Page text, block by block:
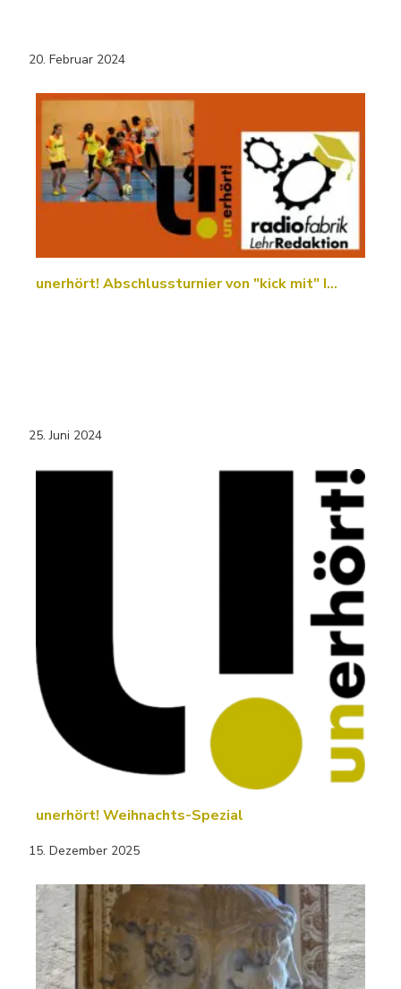
20. Februar 2024
unerhört! Abschlussturnier von "kick mit" I…
25. Juni 2024
unerhört! Weihnachts-Spezial
15. Dezember 2025